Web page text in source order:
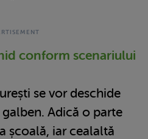
conform scenariului
se vor deschide
Adică o parte
școală, iar cealaltă